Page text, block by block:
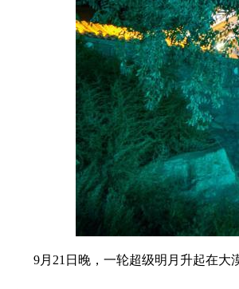
9月21日晚，一轮超级明月升起在大